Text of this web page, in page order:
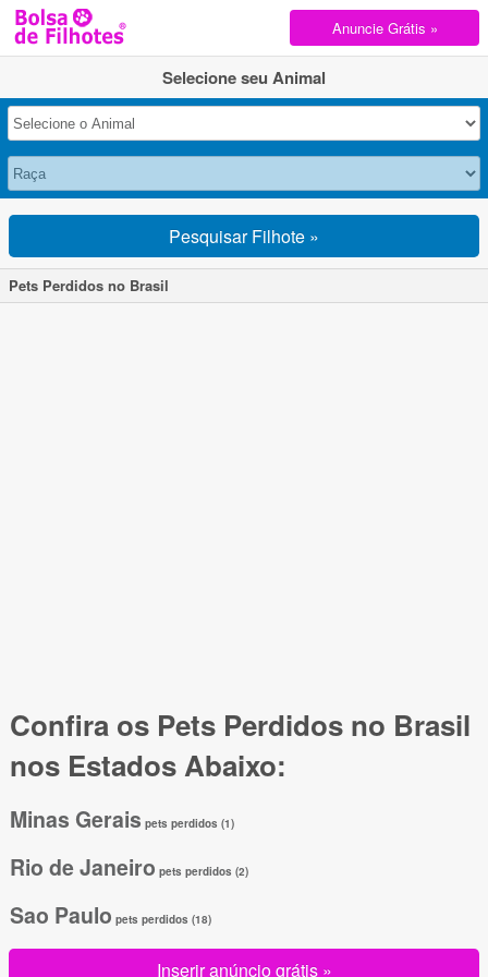
Anuncie Grátis »
Selecione seu Animal
Pesquisar Filhote »
Pets Perdidos no Brasil
Confira os Pets Perdidos no Brasil
nos Estados Abaixo:
Minas Gerais pets perdidos (1)
Rio de Janeiro pets perdidos (2)
Sao Paulo pets perdidos (18)
Inserir anúncio grátis »